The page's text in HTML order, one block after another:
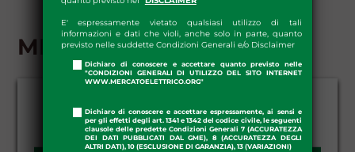
E' espressamente vietato qualsiasi utilizzo di tali
informazioni e dati che violi, anche solo in parte, quanto
previsto nelle suddette Condizioni Generali e/o Disclaimer
Dichiaro di conoscere e accettare quanto previsto nelle
"CONDIZIONI GENERALI DI UTILIZZO DEL SITO INTERNET
WWW.MERCATOELETTRICO.ORG"
Dichiaro di conoscere e accettare espressamente, ai sensi e
per gli effetti degli art. 1341 e 1342 del codice civile, le seguenti
clausole delle predette Condizioni Generali 7 (ACCURATEZZA
DEI DATI PUBBLICATI DAL GME), 8 (ACCURATEZZA DEGLI
ALTRI DATI), 10 (ESCLUSIONE DI GARANZIA), 13 (VARIAZIONI)
MI-A1 - DOWNLOAD